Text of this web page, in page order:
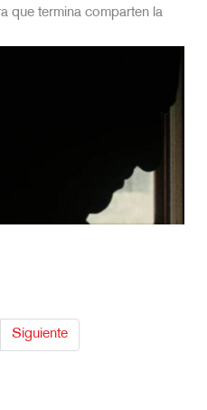
que termina comparten la
Siguiente